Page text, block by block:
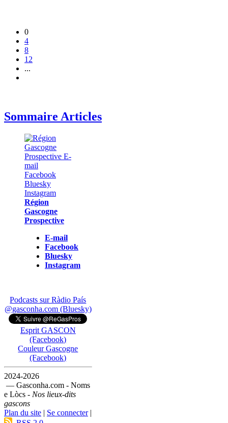
0
4
8
12
...
Sommaire Articles
Région
Gascogne
Prospective
E-mail
Facebook
Bluesky
Instagram
Podcasts sur Ràdio País
@gasconha.com (Bluesky)
Esprit GASCON
(Facebook)
Couleur Gascogne
(Facebook)
2024-2026
— Gasconha.com - Noms
e Lòcs - Nos lieux-dits
gascons
Plan du site | Se connecter|